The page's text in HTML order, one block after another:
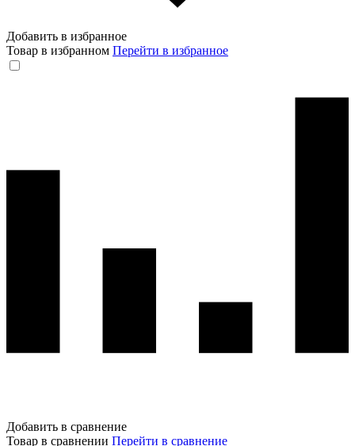
Добавить в избранное
Товар в избранном Перейти в избранное
Добавить в сравнение
Товар в сравнении Перейти в сравнение